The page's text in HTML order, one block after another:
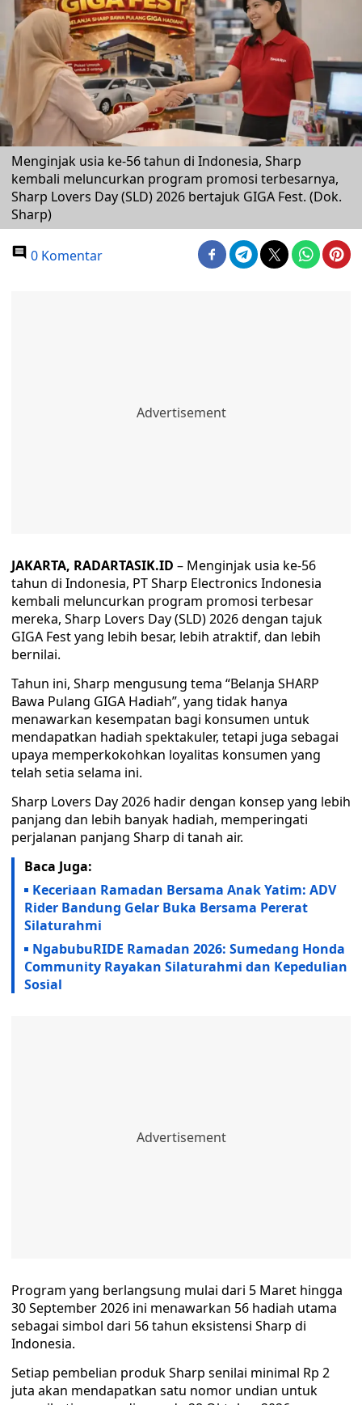
Menginjak usia ke-56 tahun di Indonesia, Sharp
kembali meluncurkan program promosi terbesarnya,
Sharp Lovers Day (SLD) 2026 bertajuk GIGA Fest. (Dok.
Sharp)
0 Komentar
JAKARTA, RADARTASIK.ID – Menginjak usia ke-56
tahun di Indonesia, PT Sharp Electronics Indonesia
kembali meluncurkan program promosi terbesar
mereka, Sharp Lovers Day (SLD) 2026 dengan tajuk
GIGA Fest yang lebih besar, lebih atraktif, dan lebih
bernilai.
Tahun ini, Sharp mengusung tema “Belanja SHARP
Bawa Pulang GIGA Hadiah”, yang tidak hanya
menawarkan kesempatan bagi konsumen untuk
mendapatkan hadiah spektakuler, tetapi juga sebagai
upaya memperkokohkan loyalitas konsumen yang
telah setia selama ini.
Sharp Lovers Day 2026 hadir dengan konsep yang lebih
panjang dan lebih banyak hadiah, memperingati
perjalanan panjang Sharp di tanah air.
Baca Juga:
Keceriaan Ramadan Bersama Anak Yatim: ADV
Rider Bandung Gelar Buka Bersama Pererat
Silaturahmi
NgabubuRIDE Ramadan 2026: Sumedang Honda
Community Rayakan Silaturahmi dan Kepedulian
Sosial
Program yang berlangsung mulai dari 5 Maret hingga
30 September 2026 ini menawarkan 56 hadiah utama
sebagai simbol dari 56 tahun eksistensi Sharp di
Indonesia.
Setiap pembelian produk Sharp senilai minimal Rp 2
juta akan mendapatkan satu nomor undian untuk